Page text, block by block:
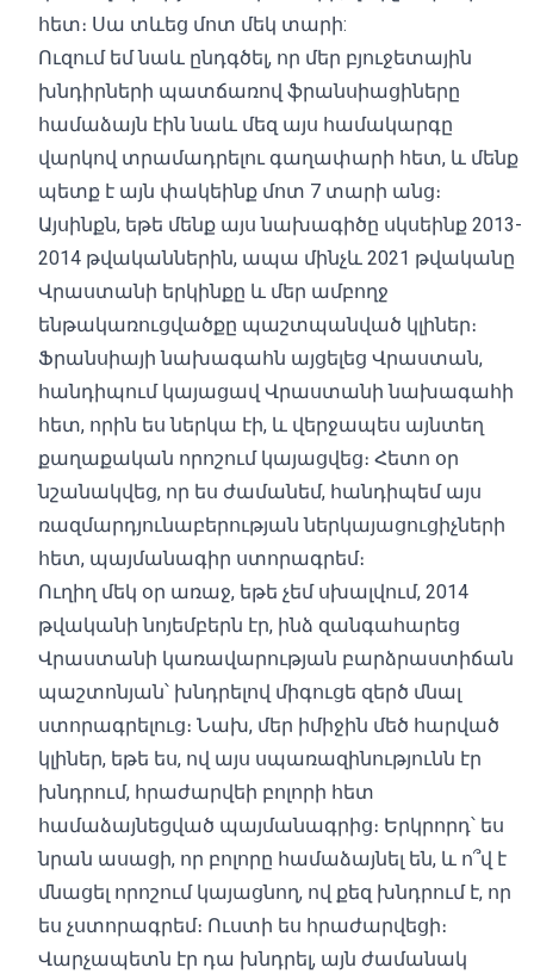
հետ։ Սա տևեց մոտ մեկ տարի:
Ուզում եմ նաև ընդգծել, որ մեր բյուջետային
խնդիրների պատճառով ֆրանսիացիները
համաձայն էին նաև մեզ այս համակարգը
վարկով տրամադրելու գաղափարի հետ, և մենք
պետք է այն փակեինք մոտ 7 տարի անց։
Այսինքն, եթե ​​մենք այս նախագիծը սկսեինք 2013-
2014 թվականներին, ապա մինչև 2021 թվականը
Վրաստանի երկինքը և մեր ամբողջ
ենթակառուցվածքը պաշտպանված կլիներ։
Ֆրանսիայի նախագահն այցելեց Վրաստան,
հանդիպում կայացավ Վրաստանի նախագահի
հետ, որին ես ներկա էի, և վերջապես այնտեղ
քաղաքական որոշում կայացվեց։ Հետո օր
նշանակվեց, որ ես ժամանեմ, հանդիպեմ այս
ռազմարդյունաբերության ներկայացուցիչների
հետ, պայմանագիր ստորագրեմ։
Ուղիղ մեկ օր առաջ, եթե չեմ սխալվում, 2014
թվականի նոյեմբերն էր, ինձ զանգահարեց
Վրաստանի կառավարության բարձրաստիճան
պաշտոնյան՝ խնդրելով միգուցե զերծ մնալ
ստորագրելուց։ Նախ, մեր իմիջին մեծ հարված
կլիներ, եթե ես, ով այս սպառազինությունն էր
խնդրում, հրաժարվեի բոլորի հետ
համաձայնեցված պայմանագրից։ Երկրորդ՝ ես
նրան ասացի, որ բոլորը համաձայնել են, և ո՞վ է
մնացել որոշում կայացնող, ով քեզ խնդրում է, որ
ես չստորագրեմ։ Ուստի ես հրաժարվեցի։
Վարչապետն էր դա խնդրել, այն ժամանակ